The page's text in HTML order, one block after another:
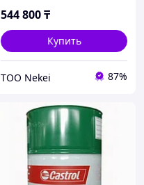
544 800₸
Купить
ТОО Nekei 87%